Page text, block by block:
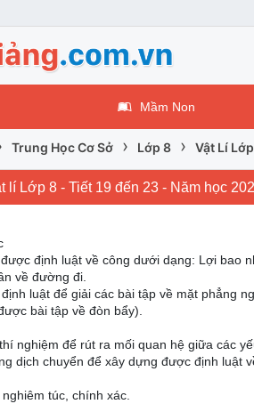
Mầm Non
Trung Học Cơ Sở › Lớp 8 › Vật Lí
lí Lớp 8 - Tiết 19 đến 23 - Năm học
định luật về công dưới dạng: Lợi bao
về đường đi.
luật để giải các bài tập về mặt phẳng
bài tập về đòn bẩy).
nghiệm để rút ra mối quan hệ giữa các
dịch chuyển để xây dựng được định luật
túc, chính xác.